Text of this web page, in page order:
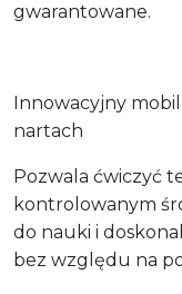
gwarantowane.
Innowacyjny
nartach
Pozwala ćwiczyć
kontrolowanym
do nauki i
bez względu na